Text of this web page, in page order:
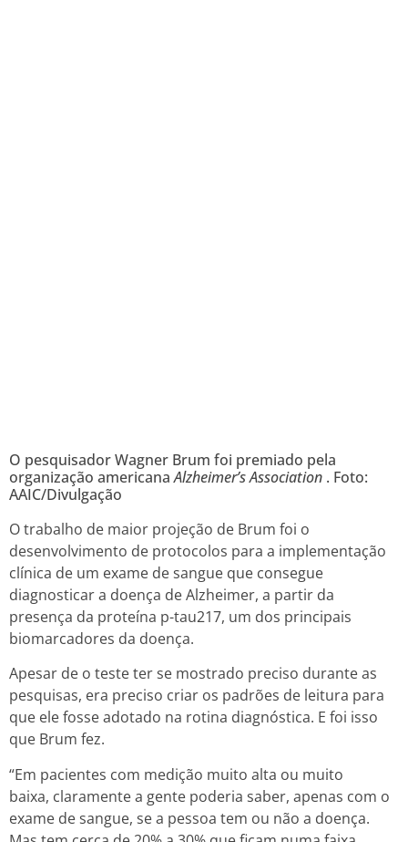
O pesquisador Wagner Brum foi premiado pela
organização americanaAlzheimer’s Association . Foto:
AAIC/Divulgação
O trabalho de maior projeção de Brum foi o
desenvolvimento de protocolos para a implementação
clínica de um exame de sangue que consegue
diagnosticar a doença de Alzheimer, a partir da
presença da proteína p-tau217, um dos principais
biomarcadores da doença.
Apesar de o teste ter se mostrado preciso durante as
pesquisas, era preciso criar os padrões de leitura para
que ele fosse adotado na rotina diagnóstica. E foi isso
que Brum fez.
“Em pacientes com medição muito alta ou muito
baixa, claramente a gente poderia saber, apenas com o
exame de sangue, se a pessoa tem ou não a doença.